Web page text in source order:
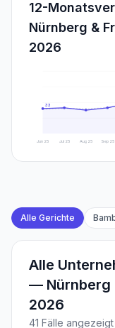
12-
Nürnberg &
2026
Jun 25 Jul 25 Aug 25 Sep 25
33
Alle Gerichte
Alle
—
2026
41 Fälle angezeigt